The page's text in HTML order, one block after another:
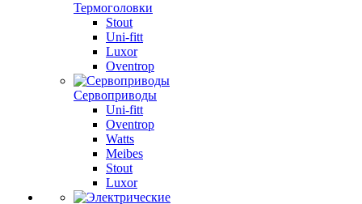
Термоголовки
Stout
Uni-fitt
Luxor
Oventrop
Сервоприводы
Uni-fitt
Oventrop
Watts
Meibes
Stout
Luxor